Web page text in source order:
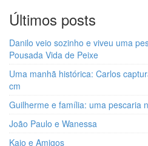
Últimos posts
Danilo veio sozinho e viveu uma
Pousada Vida de Peixe
Uma manhã histórica: Carlos
cm
Guilherme e família: uma pescaria
João Paulo e Wanessa
Kaio e Amigos